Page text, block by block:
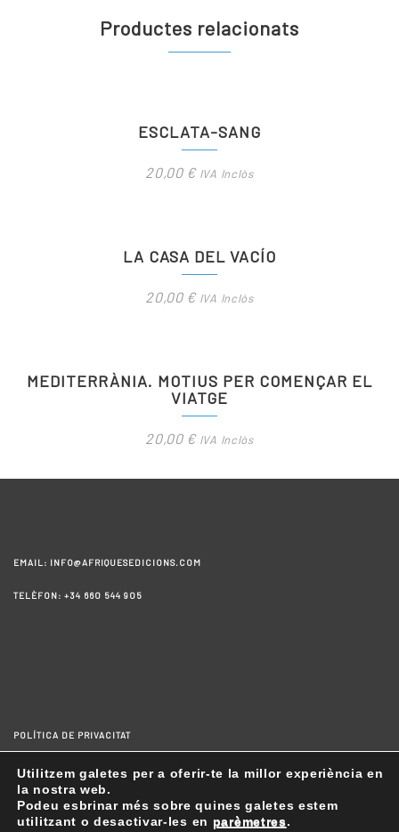
Productes relacionats
ESCLATA-SANG
20,00 € IVA Inclòs
LA CASA DEL VACÍO
20,00 € IVA Inclòs
MEDITERRÀNIA. MOTIUS PER COMENÇAR EL
VIATGE
20,00 € IVA Inclòs
EMAIL: INFO@AFRIQUESEDICIONS.COM
TELÈFON: +34 660 544 905
POLÍTICA DE PRIVACITAT
AVÍS LEGAL
CONDICIONS GENERALS DE LA COMPRA
Utilitzem galetes per a oferir-te la millor experiència en
la nostra web.
Podeu esbrinar més sobre quines galetes estem
utilitzant o desactivar-les en parèmetres.